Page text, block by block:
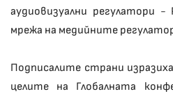
аудиовизуални регулатори
мрежа на медийните
Подписалите страни
целите на Глобалната